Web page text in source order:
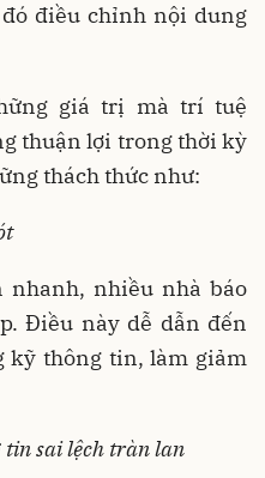
điều chỉnh nội dung
giá trị mà trí tuệ
thuận lợi trong thời kỳ
thách thức như:
nhanh, nhiều nhà báo
Điều này dễ dẫn đến
kỹ thông tin, làm giảm
tin sai lệch tràn lan